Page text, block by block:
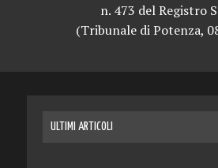
n. 473 del Registro
(Tribunale di Potenza,
ULTIMI ARTICOLI